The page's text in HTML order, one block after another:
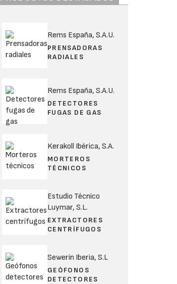
Rems España, S.A.U.
PRENSADORAS
RADIALES
Rems España, S.A.U.
DETECTORES
FUGAS DE GAS
Kerakoll Ibérica, S.A.
MORTEROS
TÉCNICOS
Estudio Técnico
Luymar, S.L.
EXTRACTORES
CENTRÍFUGOS
Sewerin Iberia, S.L
GEÓFONOS
DETECTORES